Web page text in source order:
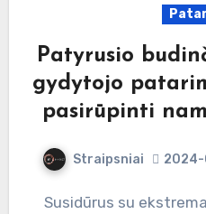
Patyrusio
gydytojo
pasirūpinti
Straipsniai
Susidūrus su ekstremalia situacija, kai reikia